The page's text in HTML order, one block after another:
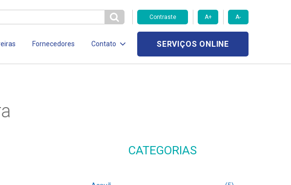
Contraste A+ A-
Fornecedores Contato SERVIÇOS ONLINE
CATEGORIAS